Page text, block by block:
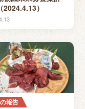
2024.4.13）
報告